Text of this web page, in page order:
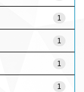
1
1
1
1